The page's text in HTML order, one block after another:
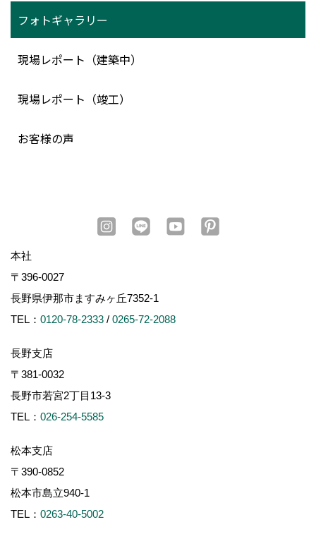
フォトギャラリー
現場レポート（建築中）
現場レポート（竣工）
お客様の声
本社
〒396-0027
長野県伊那市ますみヶ丘7352-1
TEL： 0120-78-2333 / 0265-72-2088
長野支店
〒381-0032
長野市若宮2丁目13-3
TEL： 026-254-5585
松本支店
〒390-0852
松本市島立940-1
TEL： 0263-40-5002